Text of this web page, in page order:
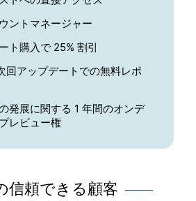
ントマネージャー
ト購入で 25% 割引
回アップデートでの無料レポ
発展に関する 1 年間のオンデ
レビュー権
信頼できる顧客